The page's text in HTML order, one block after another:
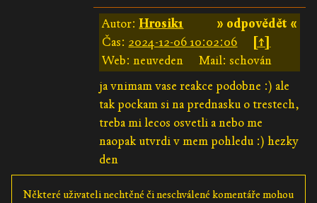
» odpovědět «
Autor:Hrosik1
Čas: 2024-12-06 10:02:06
[↑]
Web: neuveden
Mail: schován
ja vnimam vase reakce podobne :) ale
tak pockam si na prednasku o trestech,
treba mi lecos osvetli a nebo me
naopak utvrdi v mem pohledu :) hezky
den
Některé uživateli nechtěné či neschválené komentáře mohou